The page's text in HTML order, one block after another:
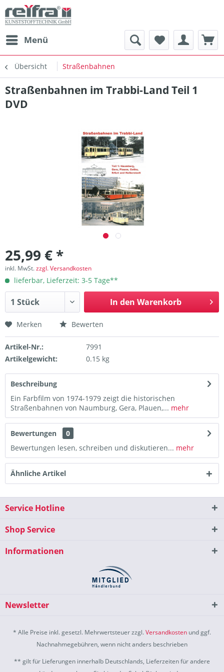
Menü
Übersicht Straßenbahnen
Straßenbahnen im Trabbi-Land Teil 1
DVD
25,99 € *
inkl. MwSt.zzgl. Versandkosten
lieferbar, Lieferzeit: 3-5 Tage**
In den Warenkorb
Merken Bewerten
Artikel-Nr.:
7991
Artikelgewicht:
0.15 kg
Beschreibung
Ein Farbfilm von 1974-1979 zeigt die historischen
Straßenbahnen von Naumburg, Gera, Plauen,... mehr
Bewertungen
0
Bewertungen lesen, schreiben und diskutieren... mehr
Ähnliche Artikel
Service Hotline
Shop Service
Informationen
Newsletter
* Alle Preise inkl. gesetzl. Mehrwertsteuer zzgl.Versandkosten und ggf.
Nachnahmegebühren, wenn nicht anders beschrieben
** gilt für Lieferungen innerhalb Deutschlands, Lieferzeiten für andere